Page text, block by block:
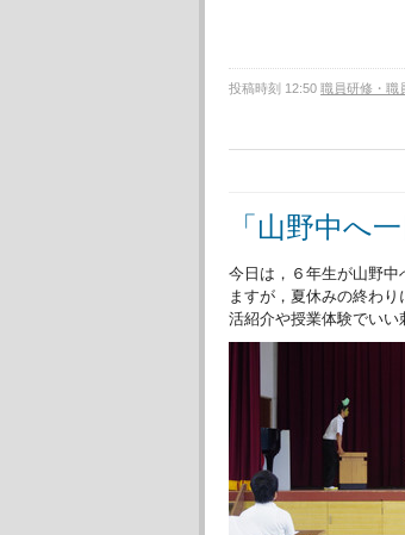
投稿時刻 12:50 職員研修・職
「山野中へ
今日は，６年生が山野中
ますが，夏休みの終わ
活紹介や授業体験でいい